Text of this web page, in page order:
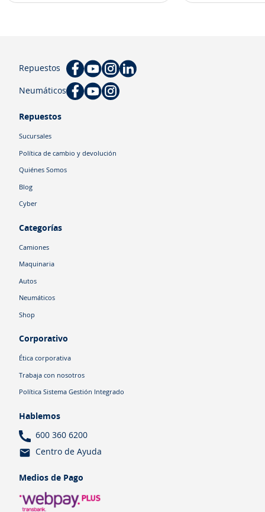
Repuestos
Neumáticos
Repuestos
Sucursales
Política de cambio y devolución
Quiénes Somos
Blog
Cyber
Categorías
Camiones
Maquinaria
Autos
Neumáticos
Shop
Corporativo
Ética corporativa
Trabaja con nosotros
Política Sistema Gestión Integrado
Hablemos
600 360 6200
Centro de Ayuda
Medios de Pago